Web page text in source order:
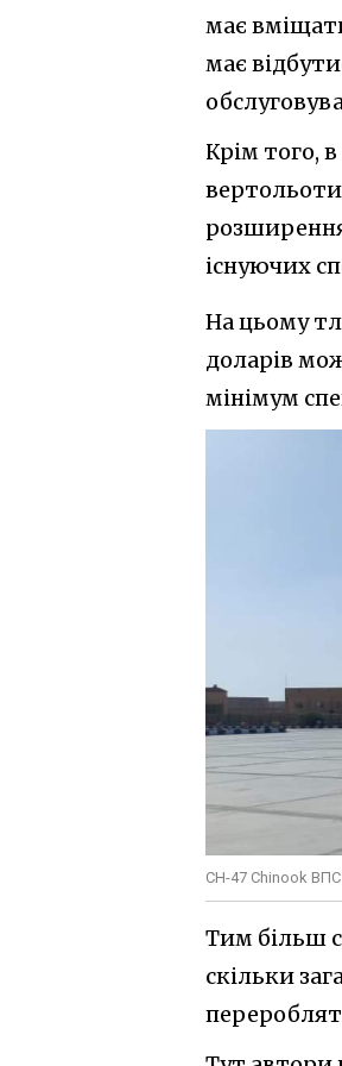
має
має
Крім того,
існуючих
На цьому
доларів
мінімум
CH-47 Chinook
Тим більш
скільки